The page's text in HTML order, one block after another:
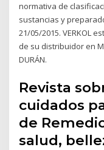
normativa de
sustancias y
21/05/2015. VERKOL
de su distribuidor en
DURÁN.
Revista
cuidados
de
salud,